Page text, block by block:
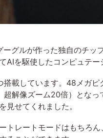
ーグルが作った独自のチ
AIを駆使したコンピュテ
搭載しています。48メガ
超解像ズーム20倍）とな
見せてくれました。
トレートモードはもちろ